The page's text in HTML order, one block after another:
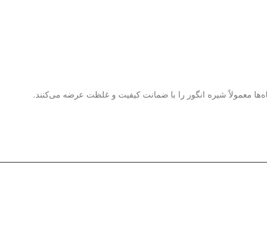
معمولاً شیره انگور را با ضمانت کیفیت و غلظت عرضه می‌کنند.